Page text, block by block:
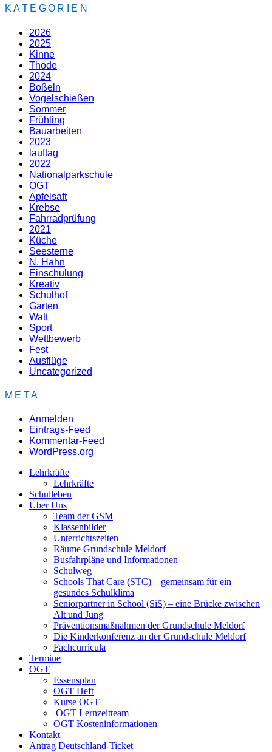
KATEGORIEN
2026
2025
Kinne
Thode
2024
Boßeln
Vogelschießen
Sommer
Frühling
Bauarbeiten
2023
lauftag
2022
Nationalparkschule
OGT
Apfelsaft
Krebse
Fahrradprüfung
2021
Küche
Seesterne
N. Hahn
Einschulung
Kreativ
Schulhof
Garten
Watt
Sport
Wettbewerb
Fest
Ausflüge
Uncategorized
META
Anmelden
Eintrags-Feed
Kommentar-Feed
WordPress.org
Lehrkräfte
Lehrkräfte
Schulleben
Über Uns
Team der GSM
Klassenbilder
Unterrichtszeiten
Räume Grundschule Meldorf
Busfahrpläne und Informationen
Schulweg
Schools That Care (STC) – gemeinsam für ein
gesundes Schulklima
Seniorpartner in School (SiS) – eine Brücke zwischen
Alt und Jung
Präventionsmaßnahmen der Grundschule Meldorf
Die Kinderkonferenz an der Grundschule Meldorf
Fachcurricula
Termine
OGT
Essensplan
OGT Heft
Kurse OGT
OGT Lernzeitteam
OGT Kosteninformationen
Kontakt
Antrag Deutschland-Ticket